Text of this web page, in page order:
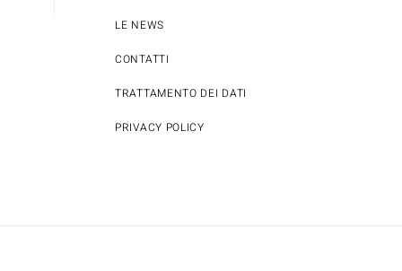
LE NEWS
CONTATTI
TRATTAMENTO DEI DATI
PRIVACY POLICY